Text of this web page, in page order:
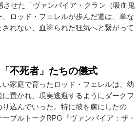
せた「ヴァンパイア・クラン（吸血鬼
ロッド・フェレルが歩んだ道は、単な
れない、血塗られた狂気へと繋がって
不死者」たちの儀式
家庭で育ったロッド・フェレルは、幼
置かれ、現実逃避するようにダークフ
り込んでいった。特に彼を虜にしたの
ブルトークRPG『ヴァンパイア：ザ・